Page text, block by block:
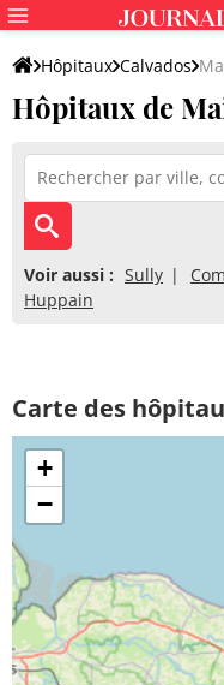
Hôpitaux Calvados
Hôpitaux de
Voir aussi : Sully
Huppain
Carte des
+
−